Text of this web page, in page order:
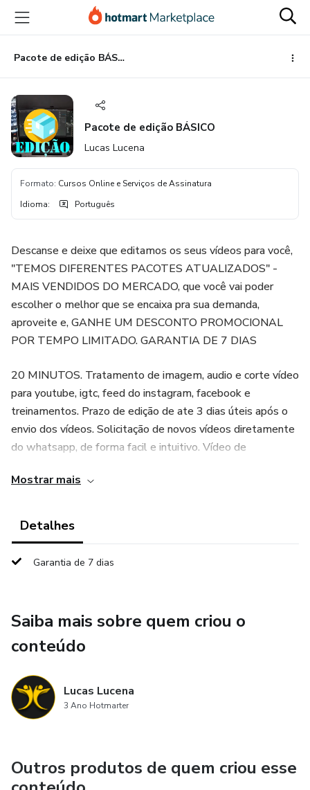
para
conteúdo
principal
para
pagamento
para
rodapé
Pacote de edição BÁSICO
Pacote de edição BÁSICO
Lucas Lucena
Formato: Cursos Online e Serviços de Assinatura
Idioma: Português
Descanse e deixe que editamos os seus vídeos para você,
"TEM OS DIFERENTES PACOTES ATUALIZADOS" -
MAIS VENDIDOS D O MERCADO, que você vai poder
escolher o melhor que se encaixa pra sua demanda,
aproveite e, GANHE UM DESCONTO PROMOCIONAL
POR TEMPO LIMITADO. GARANTIA DE 7 DIAS
20 MINUTOS. Tratamento de imagem, audio e corte vídeo
para youtube, igtc, feed do instagram, facebook e
treinamentos. Prazo de edição de ate 3 dias úteis após o
envio dos vídeos. Solicitação de novos vídeos diretamente
do whatsapp, de forma facil e intuitivo. Vídeo de
mínimo de cada vídeo: 1 minuto. Transcrição de legenda
mês seguinte, no caso do cliente se manter ativo no plano.
Mostrar mais
Detalhes
Garantia de 7 dias
Saiba mais sobre quem criou o
conteúdo
Lucas Lucena
3 Ano Hotmarter
Outros produtos de quem criou esse